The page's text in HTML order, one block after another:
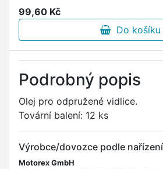
99,60 Kč
Do košíku
Podrobný popis
Olej pro odpružené vidlice.
Tovární balení: 12 ks
Výrobce/dovozce podle
Motorex GmbH